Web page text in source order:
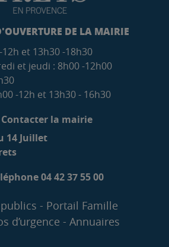
DE LA MAIRIE
et 13h30 -18h30
et jeudi : 8h00 -12h00
-12h et 13h30 - 16h30
Contacter la mairie
14 Juillet
04 42 37 55 00
Portail Famille
d’urgence
Annuaires